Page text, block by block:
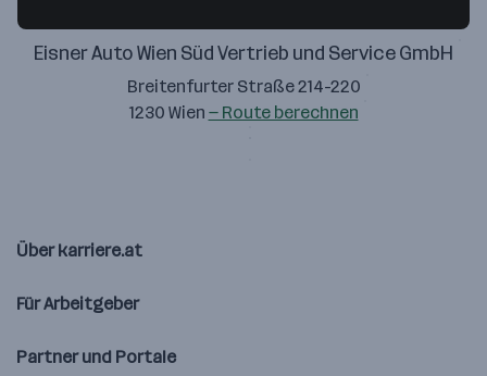
Eisner Auto Wien Süd Vertrieb und Service GmbH
Breitenfurter Straße 214-220
1230 Wien — Route berechnen
Über karriere.at
Für Arbeitgeber
Partner und Portale